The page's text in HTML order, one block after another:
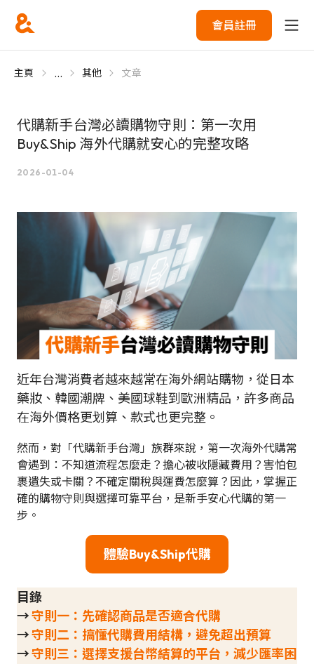
會員註冊
主頁 ... 其他 文章
代購新手台灣必讀購物守則：第一次用
Buy&Ship 海外代購就安心的完整攻略
2026-01-04
近年台灣消費者越來越常在海外網站購物，從日本
藥妝、韓國潮牌、美國球鞋到歐洲精品，許多商品
在海外價格更划算、款式也更完整。
然而，對「代購新手台灣」族群來說，第一次海外代購常
會遇到：不知道流程怎麼走？擔心被收隱藏費用？害怕包
裹遺失或卡關？不確定關稅與運費怎麼算？因此，掌握正
確的購物守則與選擇可靠平台，是新手安心代購的第一
步。
體驗Buy&Ship代購
目錄
→守則一：先確認商品是否適合代購
→守則二：搞懂代購費用結構，避免超出預算
→守則三：選擇支援台幣結算的平台，減少匯率困